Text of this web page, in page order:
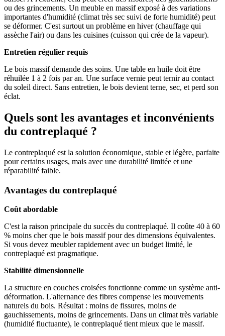
ou des grincements. Un meuble en massif exposé à des variations
importantes d'humidité (climat très sec suivi de forte humidité) peut
se déformer. C'est surtout un problème en hiver (chauffage qui
assèche l'air) ou dans les cuisines (cuisson qui crée de la vapeur).
Entretien régulier requis
Le bois massif demande des soins. Une table en huile doit être
réhuilée 1 à 2 fois par an. Une surface vernie peut ternir au contact
du soleil direct. Sans entretien, le bois devient terne, sec, et perd son
éclat.
Quels sont les avantages et inconvénients
du contreplaqué ?
Le contreplaqué est la solution économique, stable et légère, parfaite
pour certains usages, mais avec une durabilité limitée et une
réparabilité faible.
Avantages du contreplaqué
Coût abordable
C'est la raison principale du succès du contreplaqué. Il coûte 40 à 60
% moins cher que le bois massif pour des dimensions équivalentes.
Si vous devez meubler rapidement avec un budget limité, le
contreplaqué est pragmatique.
Stabilité dimensionnelle
La structure en couches croisées fonctionne comme un système anti-
déformation. L'alternance des fibres compense les mouvements
naturels du bois. Résultat : moins de fissures, moins de
gauchissements, moins de grincements. Dans un climat très variable
(humidité fluctuante), le contreplaqué tient mieux que le massif.